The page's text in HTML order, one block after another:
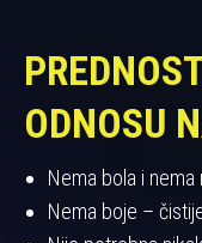
ODNOSU
Nema bola i nema
Nema boje –